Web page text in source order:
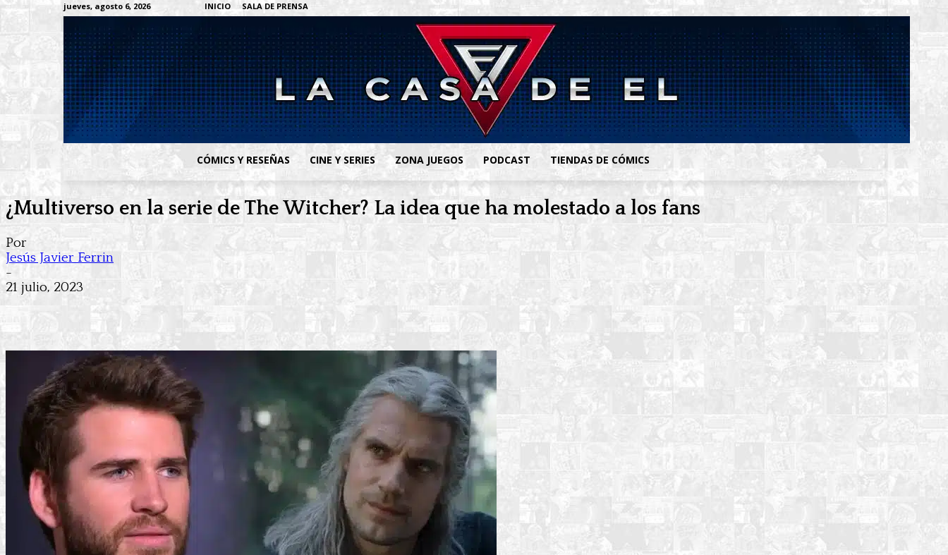
jueves, agosto 6, 2026 INICIO SALA DE PRENSA
CÓMICS Y RESEÑAS CINE Y SERIES ZONA JUEGOS PODCAST TIENDAS DE CÓMICS
¿Multiverso en la serie de The Witcher? La idea que ha molestado a los fans
Por
Jesús Javier Ferrin
-
21 julio, 2023